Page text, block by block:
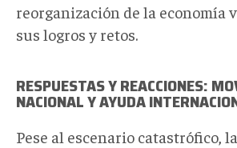
reorganización de la economía
sus logros y retos.
RESPUESTAS Y REACCIONES:
NACIONAL Y AYUDA
Pese al escenario catastrófico,